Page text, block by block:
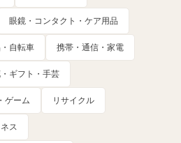
眼鏡・コンタクト・ケア用品
自転車 携帯・通信・家電
ギフト・手芸
ゲーム リサイクル
ス